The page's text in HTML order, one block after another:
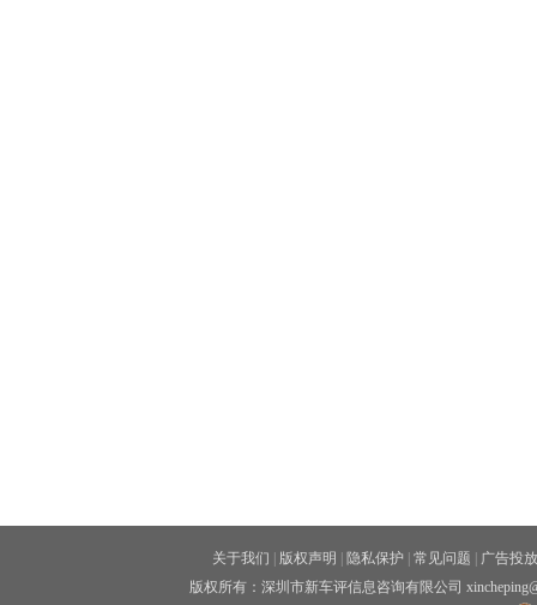
关于我们 版权声明 隐私保护 常见问题
广告投放
版权所有：深圳市新车评信息咨询有限公司